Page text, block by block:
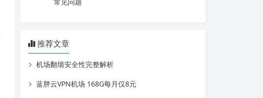
推荐文章
机场翻墙安全性完整解析
蓝胖云VPN机场 168G每月仅8元